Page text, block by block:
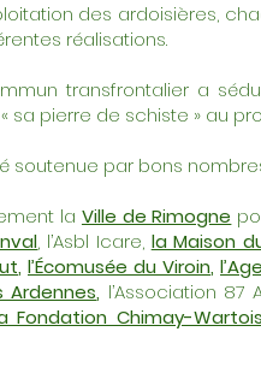
des ardoisières,
réalisations.
transfrontalier a
sa pierre de schiste » au
soutenue par bons
la Ville de Rimogne
, l’Asbl Icare, la Maison
, l’Écomusée du Viroin,
Ardennes, l’Association 87
Fondation Chimay-